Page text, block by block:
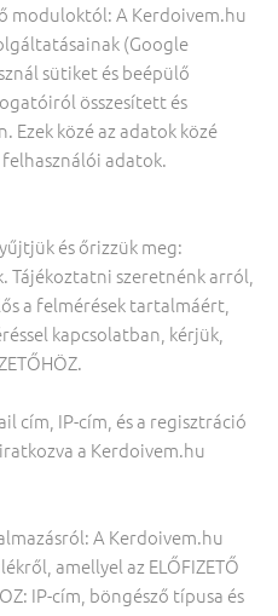
moduloktól: A Kerdoivem.hu
(Google
sütiket és beépülő
összesített és
közé az adatok közé
adatok.
és őrizzük meg:
Tájékoztatni szeretnénk arról,
a felmérések tartalmáért,
kapcsolatban, kérjük,
cím, IP-cím, és a regisztráció
a Kerdoivem.hu
A Kerdoivem.hu
amellyel az ELŐFIZETŐ
IP-cím, böngésző típusa és